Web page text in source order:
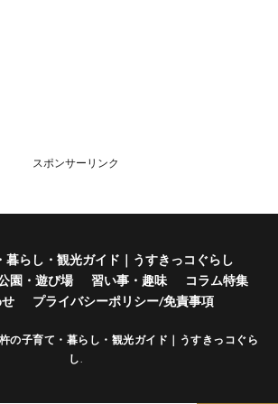
スポンサーリンク
暮らし・観光ガイド｜うすきっコぐらし
園・遊び場 習い事・趣味
コラム特集
プライバシーポリシー/免責事項
の子育て・暮らし・観光ガイド｜うすきっコぐら
し.